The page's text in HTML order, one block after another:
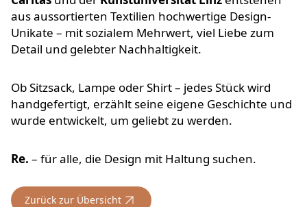
aus aussortierten Textilien hochwertige Design-
Unikate – mit sozialem Mehrwert, viel Liebe zum
Detail und gelebter Nachhaltigkeit.
Ob Sitzsack, Lampe oder Shirt – jedes Stück wird
handgefertigt, erzählt seine eigene Geschichte und
wurde entwickelt, um geliebt zu werden.
Re. – für alle, die Design mit Haltung suchen.
Zurück zur Übersicht